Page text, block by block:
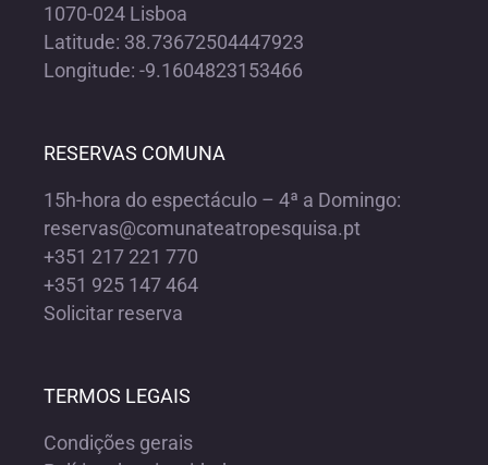
1070-024 Lisboa
Latitude: 38.73672504447923
Longitude: -9.1604823153466
RESERVAS COMUNA
15h-hora do espectáculo – 4ª a Domingo:
reservas@comunateatropesquisa.pt
+351 217 221 770
+351 925 147 464
Solicitar reserva
TERMOS LEGAIS
Condições gerais